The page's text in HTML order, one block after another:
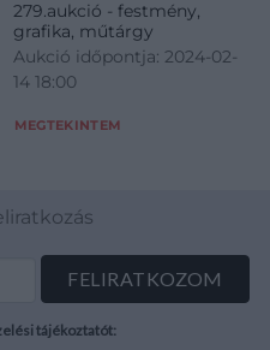
279.aukció - festmény,
grafika, műtárgy
Aukció időpontja: 2024-02-
14 18:00
MEGTEKINTEM
tájékoztatót: